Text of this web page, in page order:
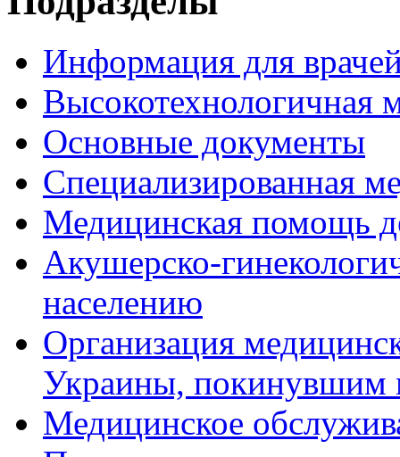
Информация для
Высокотехнологичная
Основные документы
Специализированная
Медицинская помощь
Акушерско-
населению
Организация
Украины, покинувшим
Медицинское